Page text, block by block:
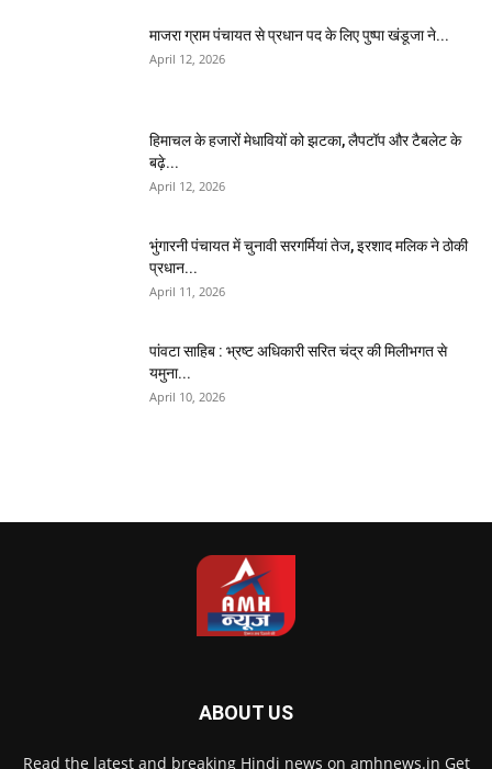
माजरा ग्राम पंचायत से प्रधान पद के लिए पुष्पा खंडूजा ने...
April 12, 2026
हिमाचल के हजारों मेधावियों को झटका, लैपटॉप और टैबलेट के
बढ़े...
April 12, 2026
भुंगारनी पंचायत में चुनावी सरगर्मियां तेज, इरशाद मलिक ने ठोकी
प्रधान...
April 11, 2026
पांवटा साहिब : भ्रष्ट अधिकारी सरित चंद्र की मिलीभगत से
यमुना...
April 10, 2026
ABOUT US
Read the latest and breaking Hindi news on amhnews.in Get